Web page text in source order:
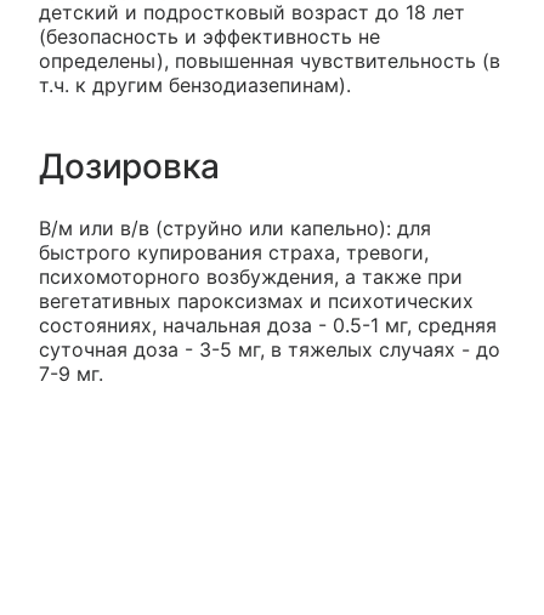
детский и подростковый возраст до 18 лет
(безопасность и эффективность не
определены), повышенная чувствительность (в
т.ч. к другим бензодиазепинам).
Дозировка
В/м или в/в (струйно или капельно): для
быстрого купирования страха, тревоги,
психомоторного возбуждения, а также при
вегетативных пароксизмах и психотических
состояниях, начальная доза - 0.5-1 мг, средняя
суточная доза - 3-5 мг, в тяжелых случаях - до
7-9 мг.